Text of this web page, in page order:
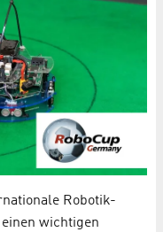
Robotik-
wichtigen